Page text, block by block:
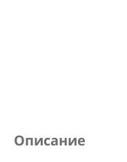
Описание